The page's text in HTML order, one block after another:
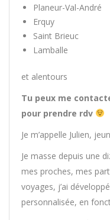
Planeur-Val-André
Erquy
Saint Brieuc
Lamballe
et alentours
Tu peux me
pour prendre rdv
Je m’appelle Julien,
Je masse depuis une
mes proches, mes
voyages, j’ai
personnalisée, en